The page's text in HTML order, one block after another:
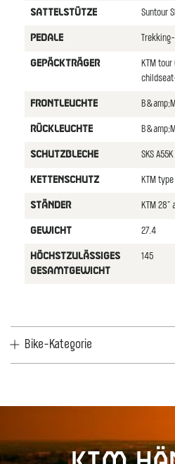
SATTELSTüTZE Suntour
PEDALE
GEPäCKTRäGER
KTM
FRONTLEUCHTE
RüCKLEUCHTE
SCHUTZBLECHE SKS
KETTENSCHUTZ KTM
STäNDER KTM 28"
GEWICHT 27.4
HöCHSTZULäSSIGES
GESAMTGEWICHT
145
Bike-Kategorie